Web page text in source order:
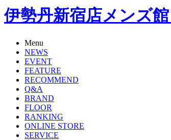
伊勢丹新宿店メンズ
Menu
NEWS
EVENT
FEATURE
RECOMMEND
Q&A
BRAND
FLOOR
RANKING
ONLINE STORE
SERVICE